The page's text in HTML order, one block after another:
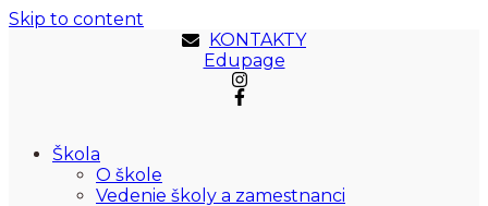
Skip to content
KONTAKTY
Edupage
Škola
O škole
Vedenie školy a zamestnanci